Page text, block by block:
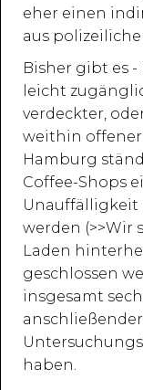
eher einen
aus
Bisher gibt es
leicht
verdeckter,
weithin offener
Hamburg
Coffee-Shops
werden (>>Wir
Laden
geschlossen
insgesamt
haben.